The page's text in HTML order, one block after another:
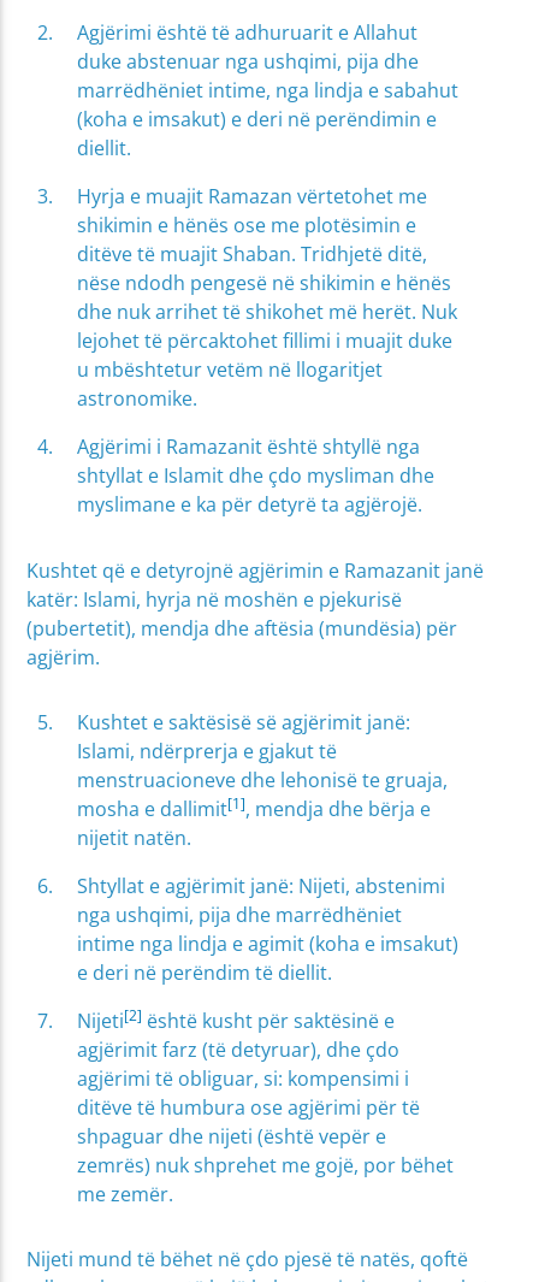
Agjërimi është të adhuruarit e Allahut
duke abstenuar nga ushqimi, pija dhe
marrëdhëniet intime, nga lindja e sabahut
(koha e imsakut) e deri në perëndimin e
diellit.
Hyrja e muajit Ramazan vërtetohet me
shikimin e hënës ose me plotësimin e
ditëve të muajit Shaban. Tridhjetë ditë,
nëse ndodh pengesë në shikimin e hënës
dhe nuk arrihet të shikohet më herët. Nuk
lejohet të përcaktohet fillimi i muajit duke
u mbështetur vetëm në llogaritjet
astronomike.
Agjërimi i Ramazanit është shtyllë nga
shtyllat e Islamit dhe çdo mysliman dhe
myslimane e ka për detyrë ta agjërojë.
Kushtet që e detyrojnë agjërimin e Ramazanit janë
katër: Islami, hyrja në moshën e pjekurisë
(pubertetit), mendja dhe aftësia (mundësia) për
agjërim.
Kushtet e saktësisë së agjërimit janë:
Islami, ndërprerja e gjakut të
menstruacioneve dhe lehonisë te gruaja,
mosha e dallimit[1], mendja dhe bërja e
nijetit natën.
Shtyllat e agjërimit janë: Nijeti, abstenimi
nga ushqimi, pija dhe marrëdhëniet
intime nga lindja e agimit (koha e imsakut)
e deri në perëndim të diellit.
Nijeti[2] është kusht për saktësinë e
agjërimit farz (të detyruar), dhe çdo
agjërimi të obliguar, si: kompensimi i
ditëve të humbura ose agjërimi për të
shpaguar dhe nijeti (është vepër e
zemrës) nuk shprehet me gojë, por bëhet
me zemër.
Nijeti mund të bëhet në çdo pjesë të natës, qoftë